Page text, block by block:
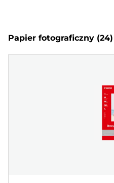
Papier fotograficzny (24)